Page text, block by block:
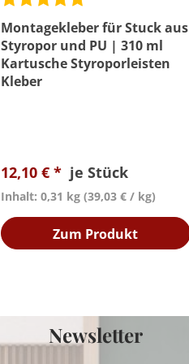
Montagekleber für Stuck aus
Styropor und PU | 310 ml
Kartusche Styroporleisten
Kleber
12,10 € * je Stück
Inhalt: 0,31 kg (39,03 € / kg)
Zum Produkt
Newsletter